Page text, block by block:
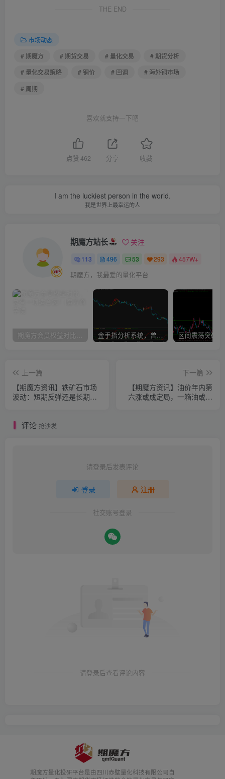
THE END
市场动态
# 期魔方
# 期货交易 # 量化交易
# 期货分析
# 量化交易策略
# 铜价 # 回调
# 海外铜市场
# 周期
喜欢就支持一下吧
点赞462 分享 收藏
I am the luckiest person in the world.
我是世界上最幸运的人
期魔方站长 关注
113 496 53 293 457W+
期魔方，我最爱的量化平台
期魔方会员权益对比，总有一项适合您！ 金手指分析系统，曾经市场价39800
上一篇
【期魔方资讯】铁矿石市场
波动：短期反弹还是长期反
下一篇
【期魔方资讯】油价年内第
六涨或成定局，一箱油或将
评论 抢沙发
请登录后发表评论
登录 注册
社交账号登录
请登录后查看评论内容
期魔方量化投研平台是由四川赤壁量化科技有限公司自